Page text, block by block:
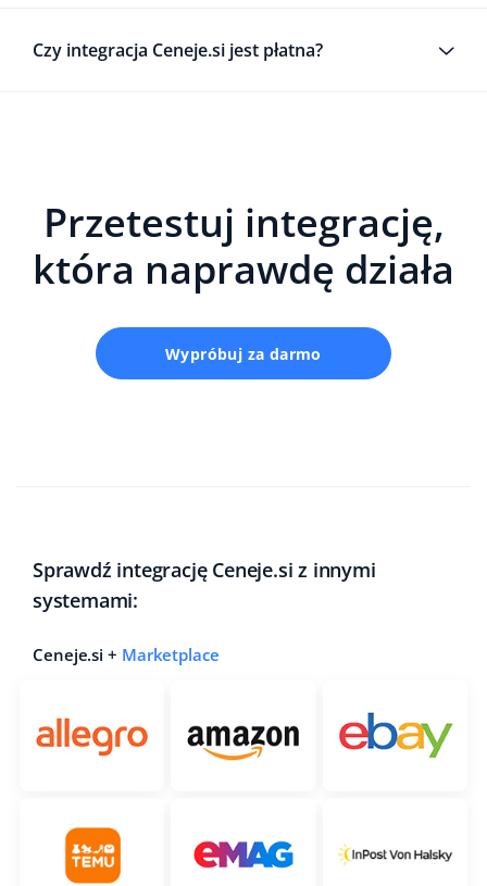
Czy integracja Ceneje.si jest płatna?
Przetestuj integrację,
która naprawdę działa
Wypróbuj za darmo
Sprawdź integrację Ceneje.si z innymi
systemami:
Ceneje.si + Marketplace